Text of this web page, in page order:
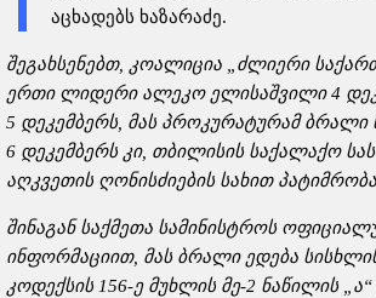
აცხადებს ხაზარაძე.
შეგახსენებთ, კოალიცია „ძლიერი
ერთი ლიდერი ალეკო ელისაშვილი 4
5 დეკემბერს, მას პროკურატურამ ბრალი
6 დეკემბერს კი, თბილისის საქალაქო
აღკვეთის ღონისძიების სახით
შინაგან საქმეთა სამინისტროს
ინფორმაციით, მას ბრალი ედება
კოდექსის 156-ე მუხლის მე-2 ნაწილის